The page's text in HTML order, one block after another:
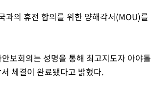
과의 휴전 합의를 위한 양해각서(MOU)를
보회의는 성명을 통해 최고지도자 아야톨
체결이 완료됐다고 밝혔다.